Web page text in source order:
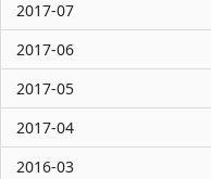
2017-07
2017-06
2017-05
2017-04
2016-03